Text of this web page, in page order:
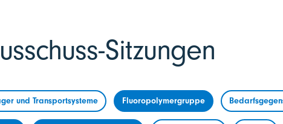
Sitzungen
und Transportsysteme Fluoropolymergruppe